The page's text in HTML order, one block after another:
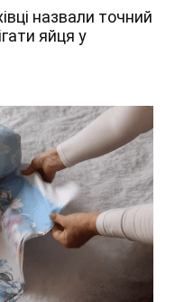
назвали точний
яйця у